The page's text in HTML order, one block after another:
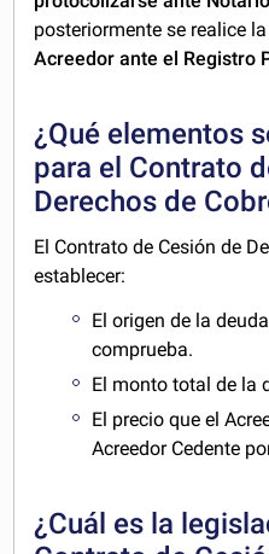
posteriormente se realice la
Acreedor ante el Registro
¿Qué elementos
para el Contrato
Derechos de
El Contrato de Cesión de
establecer:
El origen de la
comprueba.
El monto total de la
El precio que el
Acreedor Cedente
¿Cuál es la